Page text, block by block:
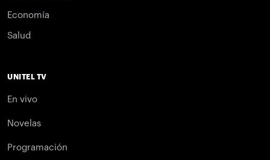
Economía
Salud
UNITEL TV
En vivo
Novelas
Programación